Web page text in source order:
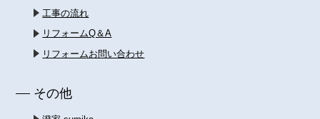
工事の流れ
リフォームQ＆A
リフォームお問い合わせ
その他